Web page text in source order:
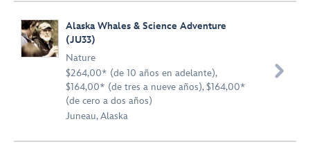
Alaska Whales & Science Adventure
(JU33)
Nature
$264,00* (de 10 años en adelante),
$164,00* (de tres a nueve años), $164,00*
(de cero a dos años)
Juneau, Alaska
